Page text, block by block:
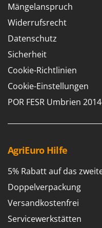
Mängelanspruch
Widerrufsrecht
Datenschutz
Sicherheit
Cookie-Richtlinien
Cookie-Einstellungen
POR FESR Umbrien
AgriEuro Hilfe
5% Rabatt auf das
Doppelverpackung
Versandkostenfrei
Servicewerkstätten